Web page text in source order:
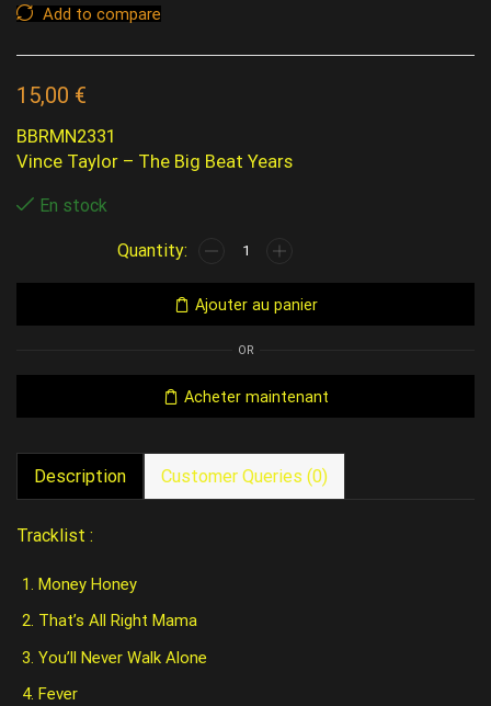
Add to compare
15,00 €
BBRMN2331
Vince Taylor – The Big Beat Years
En stock
Ajouter au panier
OR
Acheter maintenant
Description Customer Queries (0)
Tracklist :
Money Honey
That’s All Right Mama
You’ll Never Walk Alone
Fever